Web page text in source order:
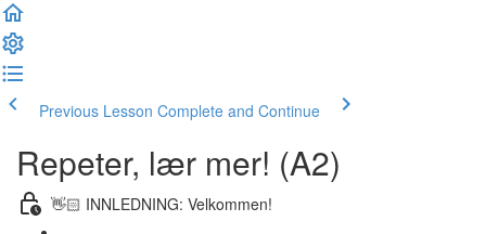
Previous Lesson Complete and Continue
Repeter, lær mer! (A2)
👋🏻 INNLEDNING: Velkommen!